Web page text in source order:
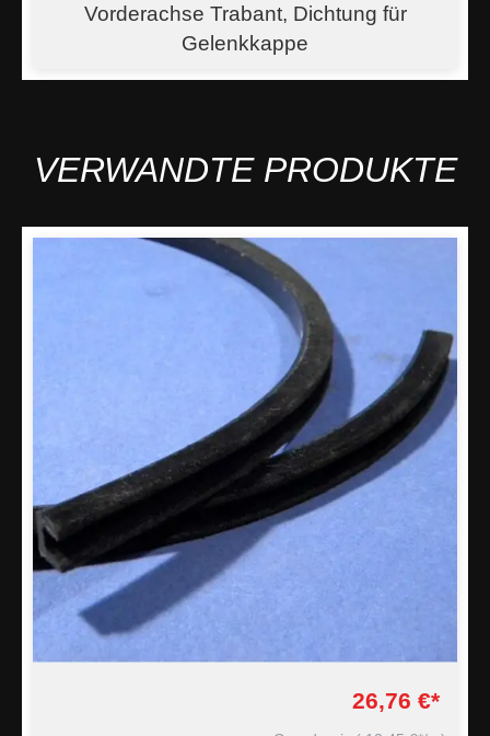
Vorderachse Trabant, Dichtung für
Gelenkkappe
VERWANDTE PRODUKTE
26,76 €*